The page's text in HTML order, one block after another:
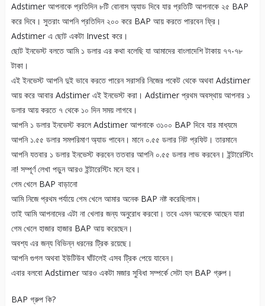
Adstimer আপনাকে প্রতিদিন ৮টি বোনাস অ্যাড দিবে যার প্রতিটি আপনাকে ২৫ BAP
করে দিবে। সুতরাং আপনি প্রতিদিন ২০০ করে BAP আয় করতে পারবেন ফ্রি।
Adstimer এ ছোট একটা Invest করে।
ছোট ইনভেস্ট বলতে আমি ১ ডলার এর কথা বলেছি যা আমাদের বাংলাদেশি টাকায় ৭৭-৭৮
টাকা।
এই ইনভেস্ট আপনি দুই ভাবে করতে পারেন সরাসরি নিজের পকেট থেকে অথবা Adstimer
আয় করে আবার Adstimer এই ইনভেস্ট করা। Adstimer প্রথম অবস্থায় আপনার ১
ডলার আয় করতে ৭ থেকে ১০ দিন সময় লাগবে।
আপনি ১ ডলার ইনভেস্ট করলে Adstimer আপনাকে ৩১০০ BAP দিবে যার মাধ্যমে
আপনি ১.৫৫ ডলার সমপরিমাণ অ্যাড পাবেন। মানে ০.৫৫ ডলার নিট প্রফিট। তারমানে
আপনি যতবার ১ ডলার ইনভেস্ট করবেন ততবার আপনি ০.৫৫ ডলার লাভ করবেন। ইন্টারেস্টিং
না! সম্পূর্ণ লেখা পড়ুন আরও ইন্টারেস্টিং মনে হবে।
গেম খেলে BAP বাড়ানো
আমি নিজে প্রথম পর্যায়ে গেম খেলে আমার অনেক BAP নষ্ট করেছিলাম।
তাই আমি আপনাদের এটা না খেলার জন্য অনুরোধ করবো। তবে এমন অনেকে আছেন যারা
গেম খেলে হাজার হাজার BAP আয় করেছেন।
অবশ্য এর জন্য বিভিন্ন ধরনের ট্রিক রয়েছে।
আপনি গুগল অথবা ইউটিউব ঘাঁটলেই এসব ট্রিক পেয়ে যাবেন।
এবার বলবো Adstimer আরও একটা মজার সুবিধা সম্পর্কে সেটা হল BAP গ্রুপ।
BAP গ্রুপ কি?